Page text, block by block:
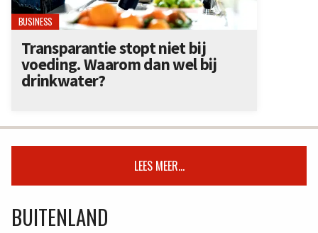
BUSINESS
Transparantie stopt niet bij
voeding. Waarom dan wel bij
drinkwater?
LEES MEER...
BUITENLAND